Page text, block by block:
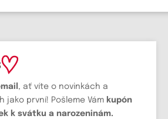
, ať víte o novinkách a
jako první! Pošleme Vám kupón
k svátku a narozeninám.